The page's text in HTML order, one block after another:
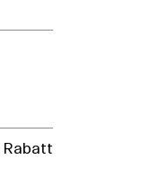
Rabatt